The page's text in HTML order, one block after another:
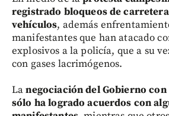
registrado bloqueos de
vehículos, además
manifestantes que han atacado
explosivos a la policía, que a su
con gases lacrimógenos.
Lanegociación del Gobierno
sólo ha logrado acuerdos con